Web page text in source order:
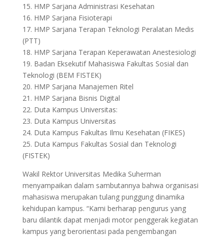
15. HMP Sarjana Administrasi Kesehatan
16. HMP Sarjana Fisioterapi
17. HMP Sarjana Terapan Teknologi Peralatan Medis
(PTT)
18. HMP Sarjana Terapan Keperawatan Anestesiologi
19. Badan Eksekutif Mahasiswa Fakultas Sosial dan
Teknologi (BEM FISTEK)
20. HMP Sarjana Manajemen Ritel
21. HMP Sarjana Bisnis Digital
22. Duta Kampus Universitas:
23. Duta Kampus Universitas
24. Duta Kampus Fakultas Ilmu Kesehatan (FIKES)
25. Duta Kampus Fakultas Sosial dan Teknologi
(FISTEK)
Wakil Rektor Universitas Medika Suherman
menyampaikan dalam sambutannya bahwa organisasi
mahasiswa merupakan tulang punggung dinamika
kehidupan kampus. “Kami berharap pengurus yang
baru dilantik dapat menjadi motor penggerak kegiatan
kampus yang berorientasi pada pengembangan